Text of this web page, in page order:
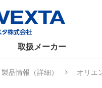
取扱メーカー
製品情報（詳細） オリエ